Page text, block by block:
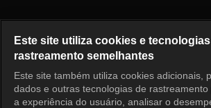
Entrar
Este site utiliza cookies e
rastreamento semelhantes
Este site também utiliza cookies adicionais,
dados e outras tecnologias de
a experiência do usuário, analisar o